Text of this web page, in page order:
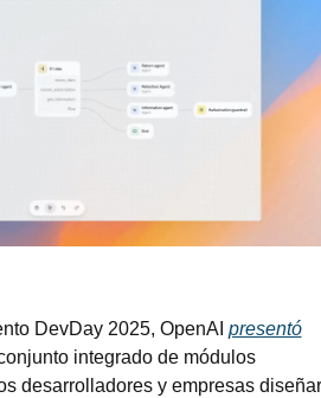
DevDay 2025, OpenAI presentó
integrado de módulos
desarrolladores y empresas